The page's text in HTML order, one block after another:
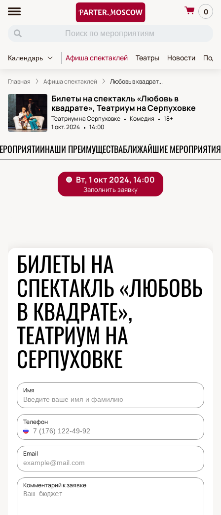
0
Календарь Афиша спектаклей Театры Новости
Главная Афиша спектаклей Любовь в квадрат...
Билеты на спектакль «Любовь в
квадрате», Театриум на Серпуховке
Театриум на Серпуховке Комедия
18+
1 окт. 2024
14:00
НАШИ ПРЕИМУЩЕСТВАБЛИЖАЙШИЕ МЕРОПРИЯТИЯ
БИЛЕТЫ НА
СПЕКТАКЛЬ «ЛЮБОВЬ
В КВАДРАТЕ»,
ТЕАТРИУМ НА
СЕРПУХОВКЕ
Имя
Телефон
Email
Комментарий к заявке